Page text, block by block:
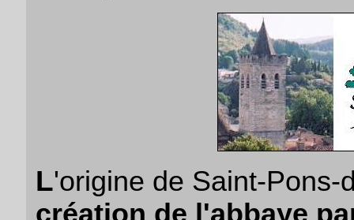
L'origine de Saint-
création de l'abbaye